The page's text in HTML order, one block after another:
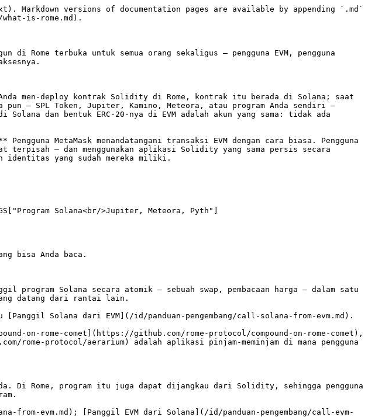
versions of documentation pages are available by appending `.md`
is-rome.md).
di Rome terbuka untuk semua orang sekaligus — pengguna EVM, pengguna
Anda men-deploy kontrak Solidity di Rome, kontrak itu berada di Solana; saat
— SPL Token, Jupiter, Kamino, Meteora, atau program Anda sendiri —
dan bentuk ERC-20-nya di EVM adalah akun yang sama: tidak ada
MetaMask menandatangani transaksi EVM dengan cara biasa. Pengguna
terpisah — dan menggunakan aplikasi Solidity yang sama persis secara
identitas yang sudah mereka miliki.
bisa Anda baca.
program Solana secara atomik — sebuah swap, pembacaan harga — dalam satu
datang dari rantai lain.
Solana dari EVM](/id/panduan-pengembang/call-solana-from-evm.md).
on-rome-comet](https://github.com/rome-protocol/compound-on-rome-comet),
rome-protocol/aerarium) adalah aplikasi pinjam-meminjam di mana pengguna
Di Rome, program itu juga dapat dijangkau dari Solidity, sehingga pengguna
from-evm.md); [Panggil EVM dari Solana](/id/panduan-pengembang/call-evm-